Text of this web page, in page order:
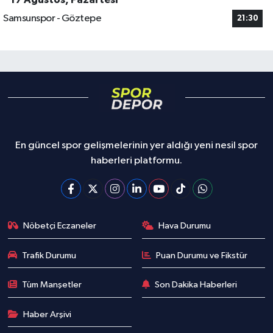
Samsunspor - Göztepe
21:30
En güncel spor gelişmelerinin yer aldığı yeni nesil spor
haberleri platformu.
Nöbetçi Eczaneler Hava Durumu
Trafik Durumu Puan Durumu ve Fikstür
Tüm Manşetler Son Dakika Haberleri
Haber Arşivi